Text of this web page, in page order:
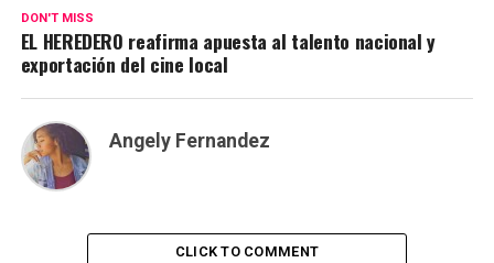
DON'T MISS
EL HEREDERO reafirma apuesta al talento nacional y
exportación del cine local
Angely Fernandez
CLICK TO COMMENT